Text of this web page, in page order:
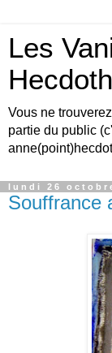
Les
Hecdoth
Vous ne
partie du public
lundi 26
Souffrance